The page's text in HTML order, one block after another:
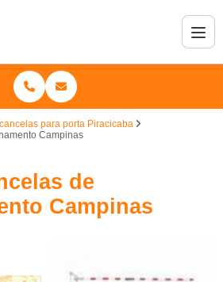
cancelas para porta Piracicaba
Campinas
de
Campinas